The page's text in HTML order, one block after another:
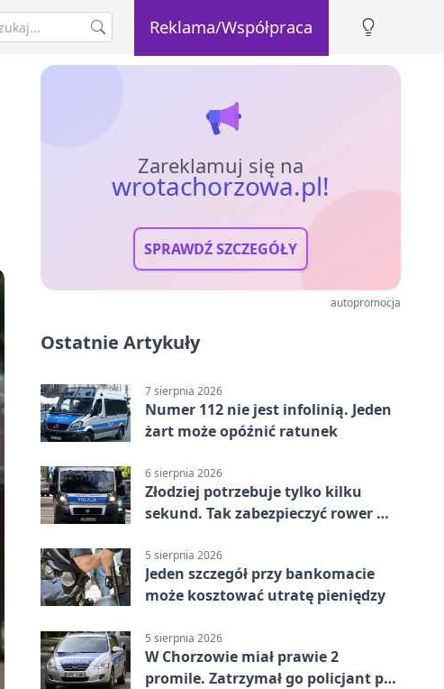
Reklama/Współpraca
Zareklamuj się na
wrotachorzowa.pl!
SPRAWDŹ SZCZEGÓŁY
autopromocja
Ostatnie Artykuły
7 sierpnia 2026
Numer 112 nie jest infolinią. Jeden
żart może opóźnić ratunek
6 sierpnia 2026
Złodziej potrzebuje tylko kilku
sekund. Tak zabezpieczyć rower w
5 sierpnia 2026
Jeden szczegół przy bankomacie
może kosztować utratę pieniędzy
5 sierpnia 2026
W Chorzowie miał prawie 2
promile. Zatrzymał go policjant po